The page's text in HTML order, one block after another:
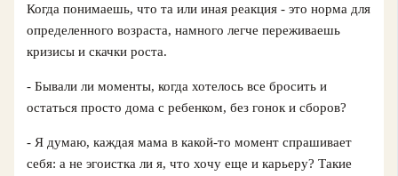
Когда понимаешь, что та или иная реакция - это норма для
определенного возраста, намного легче переживаешь
кризисы и скачки роста.
- Бывали ли моменты, когда хотелось все бросить и
остаться просто дома с ребенком, без гонок и сборов?
- Я думаю, каждая мама в какой‑то момент спрашивает
себя: а не эгоистка ли я, что хочу еще и карьеру? Такие